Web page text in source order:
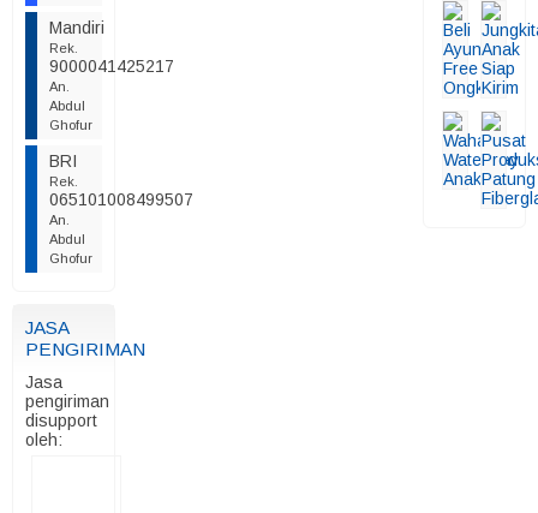
Mandiri
Rek.
9000041425217
An.
Abdul
Ghofur
BRI
Rek.
065101008499507
An.
Abdul
Ghofur
JASA
PENGIRIMAN
Jasa
pengiriman
disupport
oleh: